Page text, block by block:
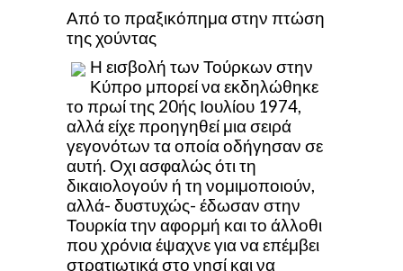
Από το πραξικόπημα στην πτώση
της χούντας
Η εισβολή των Τούρκων στην
Κύπρο μπορεί να εκδηλώθηκε
το πρωί της 20ής Ιουλίου 1974,
αλλά είχε προηγηθεί μια σειρά
γεγονότων τα οποία οδήγησαν σε
αυτή. Οχι ασφαλώς ότι τη
δικαιολογούν ή τη νομιμοποιούν,
αλλά- δυστυχώς- έδωσαν στην
Τουρκία την αφορμή και το άλλοθι
που χρόνια έψαχνε για να επέμβει
στρατιωτικά στο νησί και να